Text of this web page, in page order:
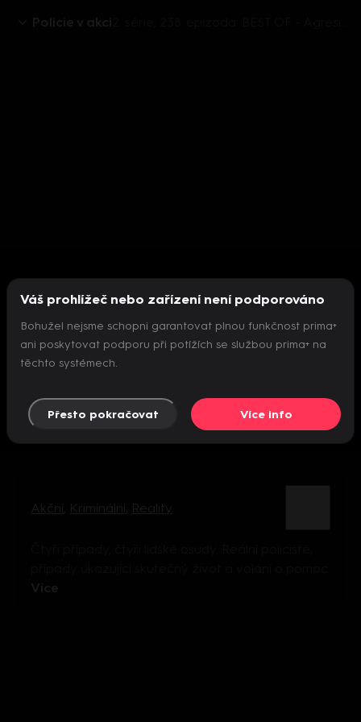
Policie v akci
Nepodařilo se inicializovat přehrávač
Akční Kriminální Reality
Více
Váš prohlížeč nebo zařízení není podporováno
Bohužel nejsme schopni garantovat plnou funkčnost prima+
ani poskytovat podporu při potížích se službou prima+ na
těchto systémech.
Přesto pokračovat Více info